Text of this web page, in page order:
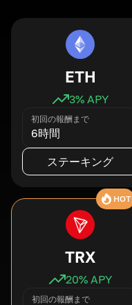
ETH
3% APY
初回の報酬まで
6時間
ステーキング
HOT
TRX
20% APY
初回の報酬まで